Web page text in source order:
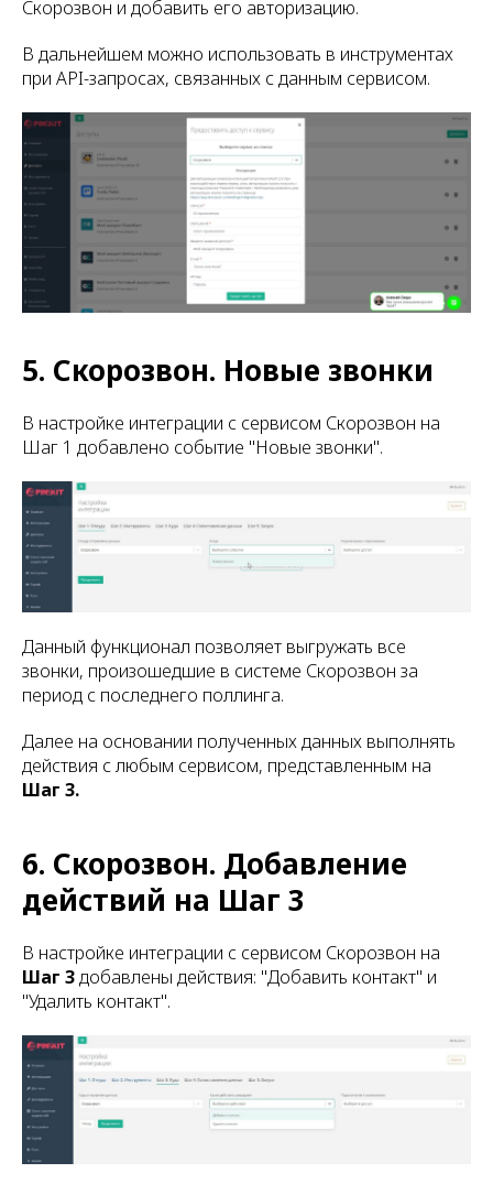
Скорозвон и добавить его авторизацию.
В дальнейшем можно использовать в инструментах
при API-запросах, связанных с данным сервисом.
5. Скорозвон. Новые звонки
В настройке интеграции c сервисом Скорозвон на
Шаг 1 добавлено событие "Новые звонки".
Данный функционал позволяет выгружать все
звонки, произошедшие в системе Скорозвон за
период с последнего поллинга.
Далее на основании полученных данных выполнять
действия с любым сервисом, представленным на
Шаг 3.
6. Скорозвон. Добавление
действий на Шаг 3
В настройке интеграции c сервисом Скорозвон на
Шаг 3добавлены действия: "Добавить контакт" и
"Удалить контакт".